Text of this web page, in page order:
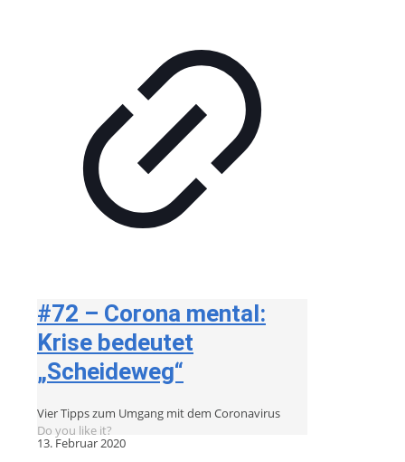
#72 – Corona mental:
Krise bedeutet
„Scheideweg“
Vier Tipps zum Umgang mit dem Coronavirus
Do you like it?
13. Februar 2020